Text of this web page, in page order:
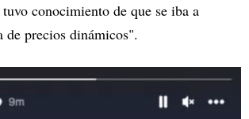
conocimiento de que se iba a
precios dinámicos".